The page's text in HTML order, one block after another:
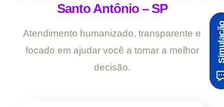
Santo Antônio – SP
Atendimento humanizado, transparente e
focado em ajudar você a tomar a melhor
decisão.